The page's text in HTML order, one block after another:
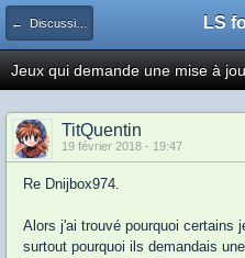
← Discussions générales (jeux, hardware...) LS
Jeux qui demande une mise à
TitQuentin
19 février 2018 - 19:47
Re Dnijbox974.
Alors j'ai trouvé pourquoi certains
surtout pourquoi ils demandais